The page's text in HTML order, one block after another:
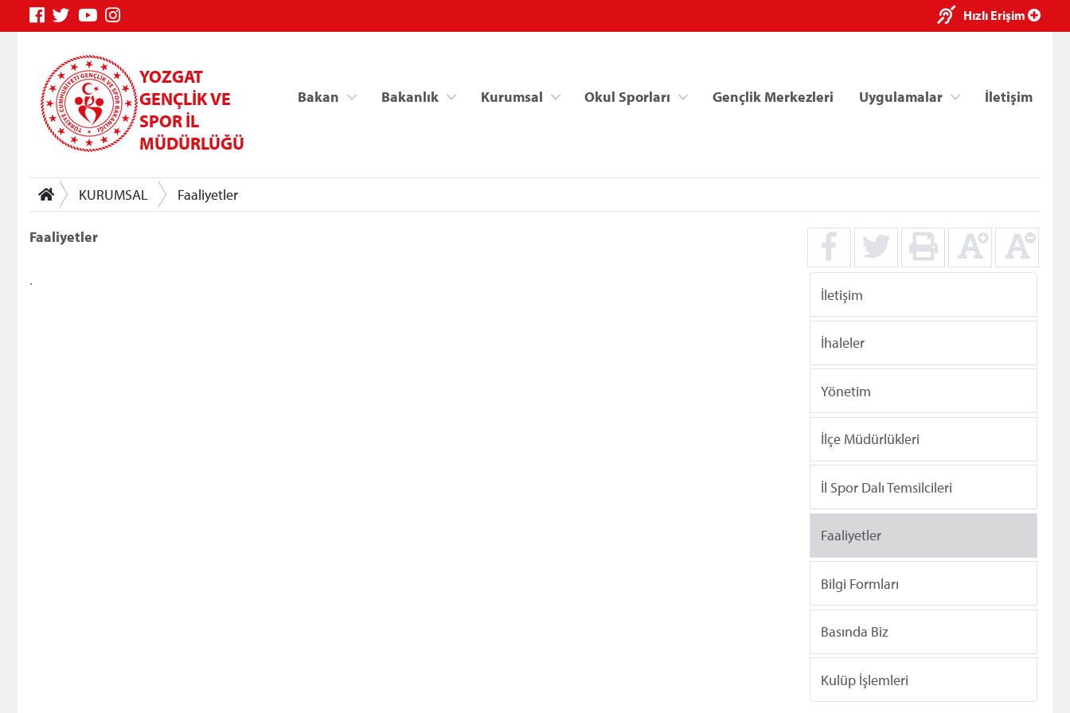
Hızlı Erişim
YOZGAT
GENÇLİK VE
SPOR İL
MÜDÜRLÜĞÜ
Bakan Bakanlık Kurumsal Okul Sporları Gençlik Merkezleri Uygulamalar İletişim
KURUMSAL Faaliyetler
Faaliyetler
.
İletişim
İhaleler
Yönetim
İlçe Müdürlükleri
İl Spor Dalı Temsilcileri
Faaliyetler
Bilgi Formları
Basında Biz
Kulüp İşlemleri
×